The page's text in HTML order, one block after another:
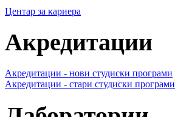
Центар за кариера
Акредитации
Акредитации - нови студиски програми
Акредитации - стари студиски програми